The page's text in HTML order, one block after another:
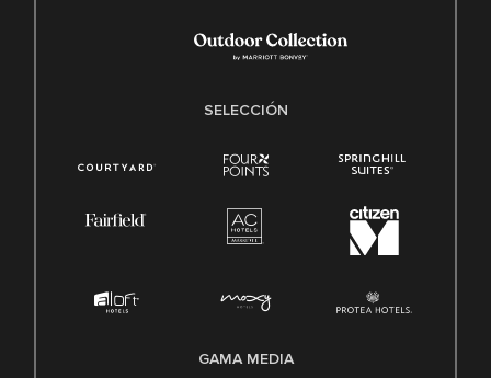
SELECCIÓN
GAMA MEDIA